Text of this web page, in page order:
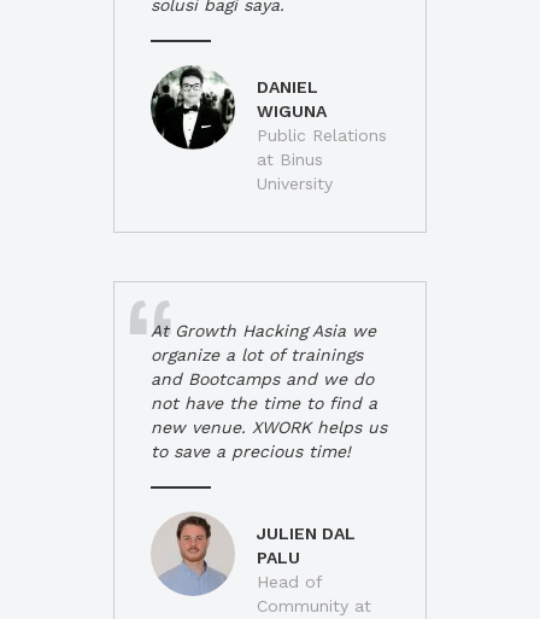
solusi bagi saya.
DANIEL
WIGUNA
Public Relations
at Binus
University
At Growth Hacking Asia we
organize a lot of trainings
and Bootcamps and we do
not have the time to find a
new venue. XWORK helps us
to save a precious time!
JULIEN DAL
PALU
Head of
Community at